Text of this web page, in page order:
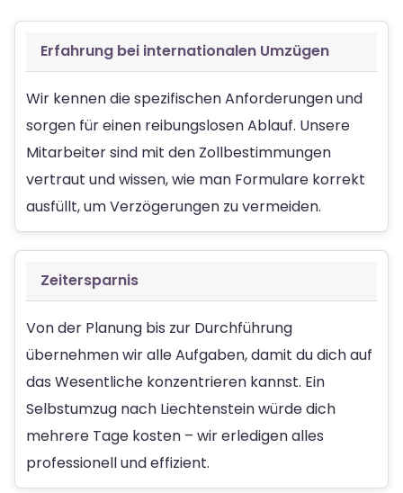
Erfahrung bei internationalen Umzügen
Wir kennen die spezifischen Anforderungen und
sorgen für einen reibungslosen Ablauf. Unsere
Mitarbeiter sind mit den Zollbestimmungen
vertraut und wissen, wie man Formulare korrekt
ausfüllt, um Verzögerungen zu vermeiden.
Zeitersparnis
Von der Planung bis zur Durchführung
übernehmen wir alle Aufgaben, damit du dich auf
das Wesentliche konzentrieren kannst. Ein
Selbstumzug nach Liechtenstein würde dich
mehrere Tage kosten – wir erledigen alles
professionell und effizient.